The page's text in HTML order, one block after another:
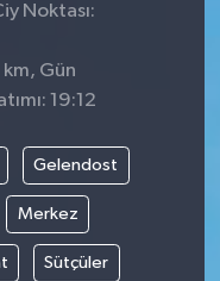
Noktası:
Gün
19:12
Gelendost
Merkez
Sütçüler